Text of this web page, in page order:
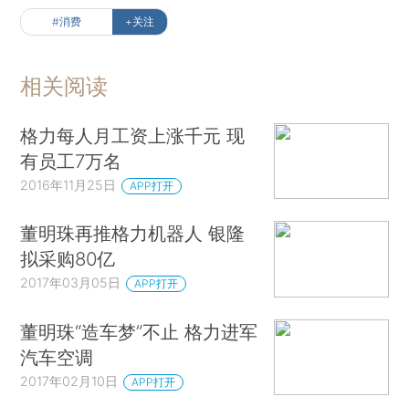
#消费 +关注
相关阅读
格力每人月工资上涨千元 现
有员工7万名
2016年11月25日 APP打开
董明珠再推格力机器人 银隆
拟采购80亿
2017年03月05日 APP打开
董明珠“造车梦”不止 格力进军
汽车空调
2017年02月10日 APP打开